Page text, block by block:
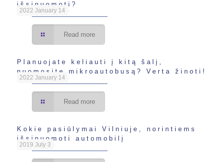
2022 January 14
išsinuomoti?
Read more
2022 January 14
Planuojate keliauti į kitą šalį,
nuomosite mikroautobusą? Verta žinoti!
Read more
2019 July 3
Kokie pasiūlymai Vilniuje, norintiems
išsinuomoti automobilį